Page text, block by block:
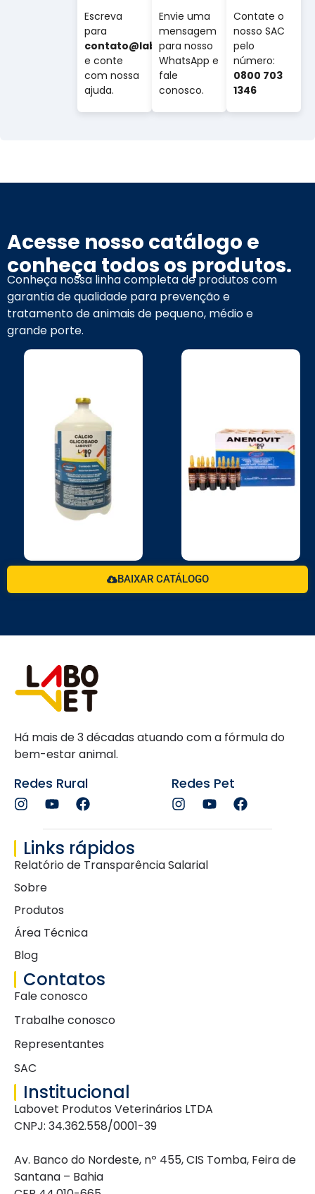
Escreva
para
contato@labovet.com.br
e conte
com nossa
ajuda.
Envie uma
mensagem
para nosso
WhatsApp e
fale
conosco.
Contate o
nosso SAC
pelo
número:
0800 703
1346
Acesse nosso catálogo e
conheça todos os produtos.
Conheça nossa linha completa de produtos com
garantia de qualidade para prevenção e
tratamento de animais de pequeno, médio e
grande porte.
BAIXAR CATÁLOGO
Há mais de 3 décadas atuando com a fórmula do
bem-estar animal.
Redes Rural Redes Pet
Links rápidos
Relatório de Transparência Salarial
Sobre
Produtos
Área Técnica
Blog
Contatos
Fale conosco
Trabalhe conosco
Representantes
SAC
Institucional
Labovet Produtos Veterinários LTDA
CNPJ: 34.362.558/0001-39
Av. Banco do Nordeste, nº 455, CIS Tomba, Feira de
Santana – Bahia